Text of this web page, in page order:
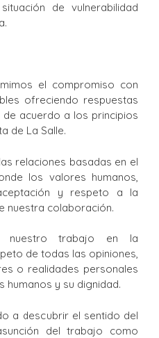
de vulnerabilidad
el compromiso con
ofreciendo respuestas
acuerdo a los principios
de La Salle.
relaciones basadas en el
los valores humanos,
y respeto a la
nuestra colaboración.
nuestro trabajo en la
de todas las opiniones,
o realidades personales
humanos y su dignidad.
a descubrir el sentido del
del trabajo como